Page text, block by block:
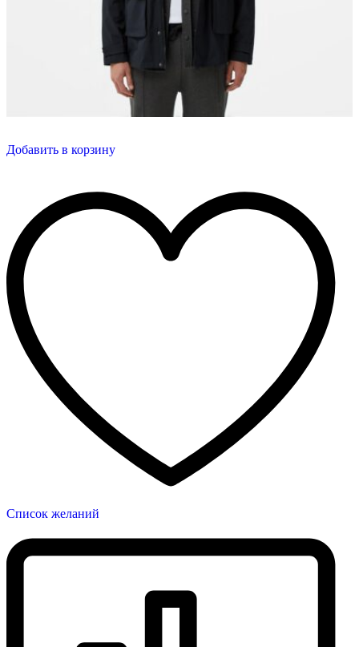
Добавить в корзину
Список желаний